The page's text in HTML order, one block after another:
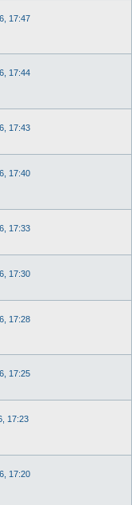
17:47
17:44
17:43
17:40
17:33
17:30
17:28
17:25
17:23
17:20